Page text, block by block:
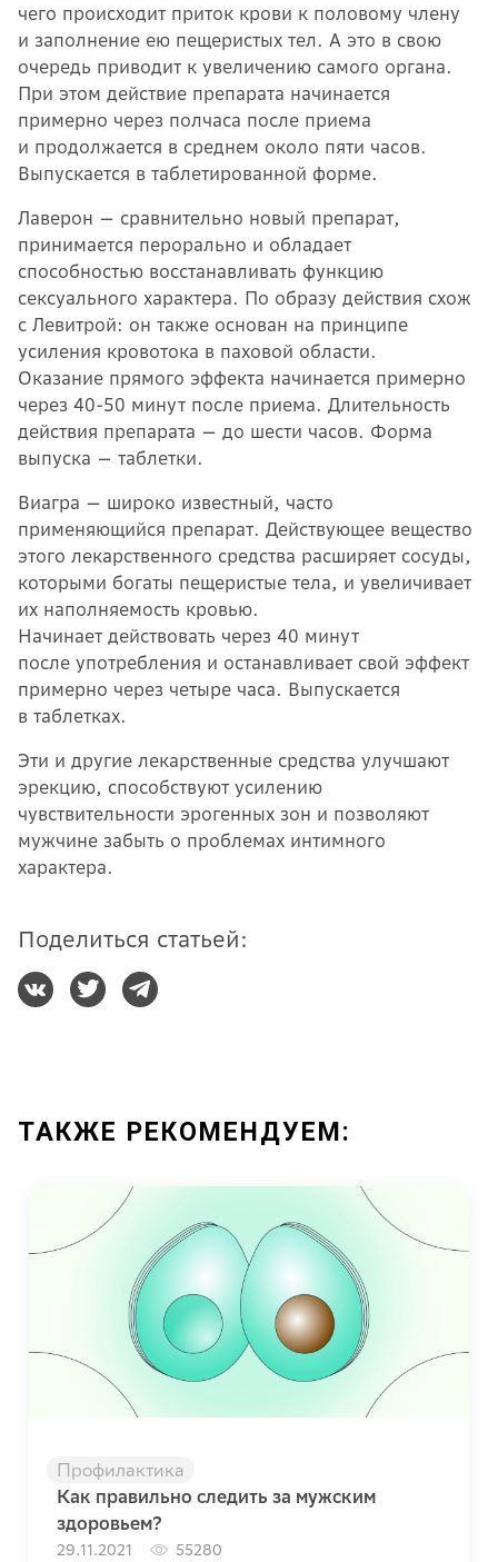
чего происходит приток крови к половому члену
и заполнение ею пещеристых тел. А это в свою
очередь приводит к увеличению самого органа.
При этом действие препарата начинается
примерно через полчаса после приема
и продолжается в среднем около пяти часов.
Выпускается в таблетированной форме.
Лаверон — сравнительно новый препарат,
принимается перорально и обладает
способностью восстанавливать функцию
сексуального характера. По образу действия схож
с Левитрой: он также основан на принципе
усиления кровотока в паховой области.
Оказание прямого эффекта начинается примерно
через 40-50 минут после приема. Длительность
действия препарата — до шести часов. Форма
выпуска — таблетки.
Виагра — широко известный, часто
применяющийся препарат. Действующее вещество
этого лекарственного средства расширяет сосуды,
которыми богаты пещеристые тела, и увеличивает
их наполняемость кровью.
Начинает действовать через 40 минут
после употребления и останавливает свой эффект
примерно через четыре часа. Выпускается
в таблетках.
Эти и другие лекарственные средства улучшают
эрекцию, способствуют усилению
чувствительности эрогенных зон и позволяют
мужчине забыть о проблемах интимного
характера.
Поделиться статьей:
ТАКЖЕ РЕКОМЕНДУЕМ:
Профилактика
Как правильно следить за мужским
здоровьем?
29.11.2021 55280